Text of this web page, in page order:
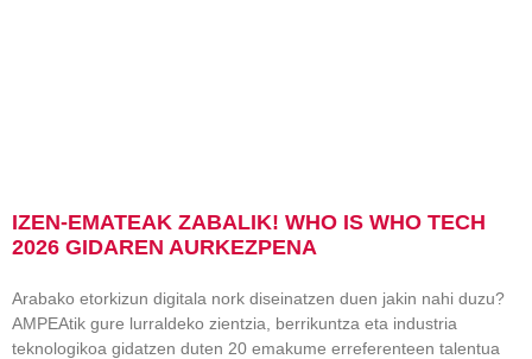
IZEN-EMATEAK ZABALIK! WHO IS WHO TECH
2026 GIDAREN AURKEZPENA
Arabako etorkizun digitala nork diseinatzen duen jakin nahi duzu?
AMPEAtik gure lurraldeko zientzia, berrikuntza eta industria
teknologikoa gidatzen duten 20 emakume erreferenteen talentua